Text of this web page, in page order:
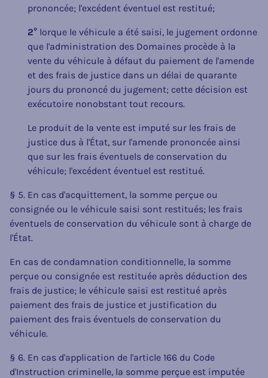
prononcée; l'excédent éventuel est restitué;
2° lorque le véhicule a été saisi, le jugement ordonne
que l'administration des Domaines procède à la
vente du véhicule à défaut du paiement de l'amende
et des frais de justice dans un délai de quarante
jours du prononcé du jugement; cette décision est
exécutoire nonobstant tout recours.
Le produit de la vente est imputé sur les frais de
justice dus à l'État, sur l'amende prononcée ainsi
que sur les frais éventuels de conservation du
véhicule; l'excédent éventuel est restitué.
§ 5. En cas d'acquittement, la somme perçue ou
consignée ou le véhicule saisi sont restitués; les frais
éventuels de conservation du véhicule sont à charge de
l'État.
En cas de condamnation conditionnelle, la somme
perçue ou consignée est restituée après déduction des
frais de justice; le véhicule saisi est restitué après
paiement des frais de justice et justification du
paiement des frais éventuels de conservation du
véhicule.
§ 6. En cas d'application de l'article 166 du Code
d'Instruction criminelle, la somme perçue est imputée